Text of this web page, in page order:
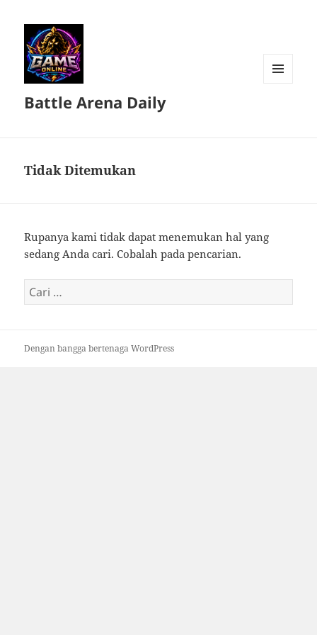
Battle Arena Daily
Tidak Ditemukan
Rupanya kami tidak dapat menemukan hal yang
sedang Anda cari. Cobalah pada pencarian.
Cari
untuk:
Dengan bangga bertenaga WordPress